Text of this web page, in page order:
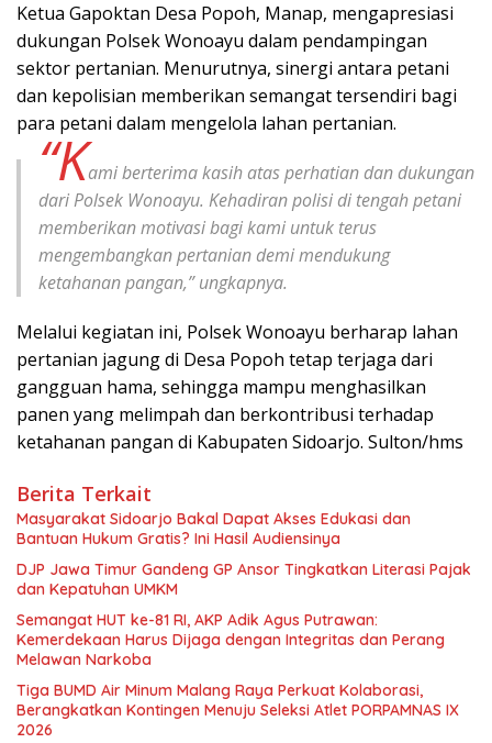
Ketua Gapoktan Desa Popoh, Manap, mengapresiasi
dukungan Polsek Wonoayu dalam pendampingan
sektor pertanian. Menurutnya, sinergi antara petani
dan kepolisian memberikan semangat tersendiri bagi
para petani dalam mengelola lahan pertanian.
“Kami berterima kasih atas perhatian dan dukungan
dari Polsek Wonoayu. Kehadiran polisi di tengah petani
memberikan motivasi bagi kami untuk terus
mengembangkan pertanian demi mendukung
ketahanan pangan,” ungkapnya.
Melalui kegiatan ini, Polsek Wonoayu berharap lahan
pertanian jagung di Desa Popoh tetap terjaga dari
gangguan hama, sehingga mampu menghasilkan
panen yang melimpah dan berkontribusi terhadap
ketahanan pangan di Kabupaten Sidoarjo. Sulton/hms
Berita Terkait
Masyarakat Sidoarjo Bakal Dapat Akses Edukasi dan
Bantuan Hukum Gratis? Ini Hasil Audiensinya
DJP Jawa Timur Gandeng GP Ansor Tingkatkan Literasi Pajak
dan Kepatuhan UMKM
Semangat HUT ke-81 RI, AKP Adik Agus Putrawan:
Kemerdekaan Harus Dijaga dengan Integritas dan Perang
Melawan Narkoba
Tiga BUMD Air Minum Malang Raya Perkuat Kolaborasi,
Berangkatkan Kontingen Menuju Seleksi Atlet PORPAMNAS IX
2026